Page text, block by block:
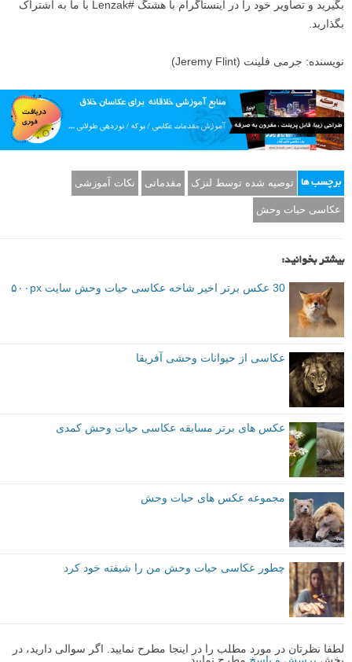
اینجا درج کرده ایم سر بزنید، همچنین برای کسب آموزش بیشتر نگاهی به
مقاله های «نکات و ترفندهایی برای عکاسی حیات وحش سیاه و سفید» و
«تجربه‌های یک حرفه‌ای در مورد تجهیزات عکاسی حیات وحش
» داشته
باشید،عکس های حیات وحش عکاسان حرفه ای را ببینید و الهام بگیریدو
مطالب برچسب «عکاسی حیات وحش» لنزک را مرور نمایید.
ن
اشتباهات رایجی که احتمال دارد هنگام عکاسی از حیات وحش مرتکب شوید
شامل آماده نبودن یا تحقیق نکردن، تاری حرکتی، استفاده از یک ایزوی بسیار
کم، تصاویر خارج از فوکوس، ترکیب بندی ضعیف و کوچک بودن سوژه اصلی
در کادر می باشند.
اکنون که متوجه شدید هنگام عکاسی از حیات وحش چه کارهایی را نباید
انجام دهید، از این اشتباهات اجتناب کنید تا شانس خود را برای ثبت تصاویری
که بتوانید به آنها افتخار کنید، افزایش دهید.
اکنون نوبت شماست که با دوربین خود بیرون بروید تا از حیات وحش عکس
بگذارید.
نویسنده: جرمی فلینت (Jeremy Flint)